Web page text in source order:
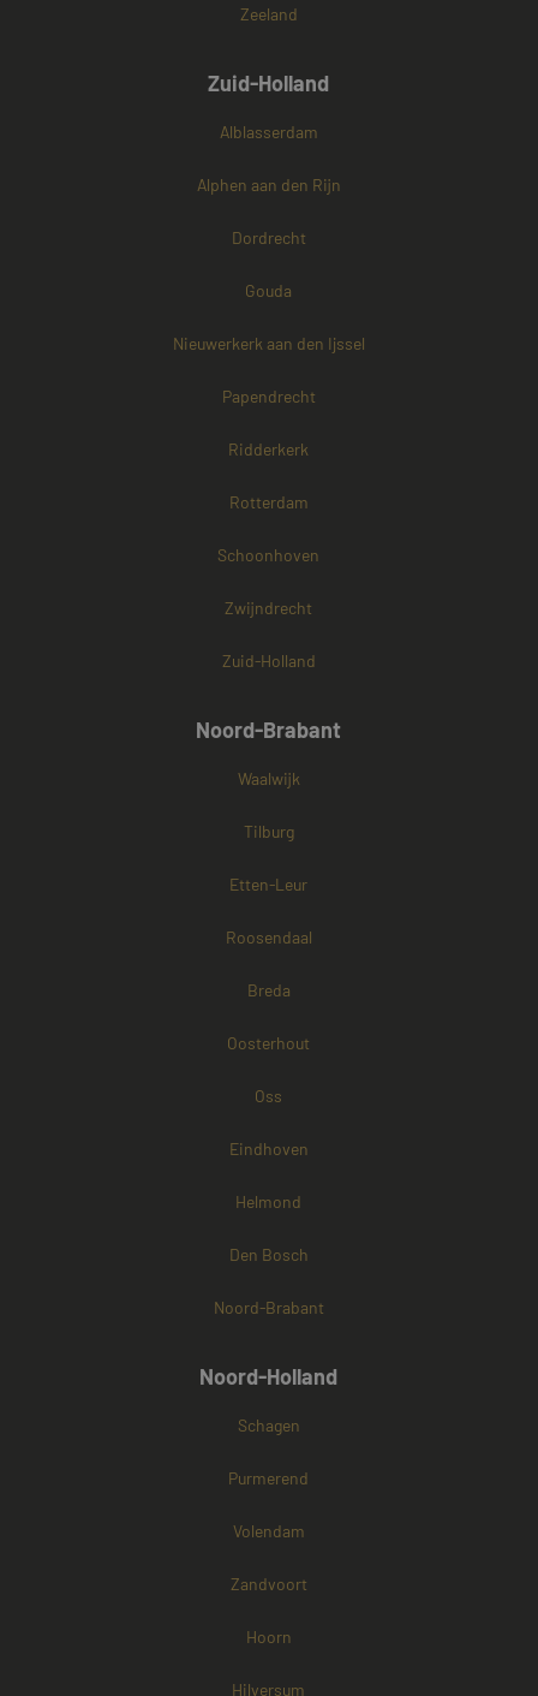
Zeeland
Zuid-Holland
Alblasserdam
Alphen aan den Rijn
Dordrecht
Gouda
Nieuwerkerk aan den Ijssel
Papendrecht
Ridderkerk
Rotterdam
Schoonhoven
Zwijndrecht
Zuid-Holland
Noord-Brabant
Waalwijk
Tilburg
Etten-Leur
Roosendaal
Breda
Oosterhout
Oss
Eindhoven
Helmond
Den Bosch
Noord-Brabant
Noord-Holland
Schagen
Purmerend
Volendam
Zandvoort
Hoorn
Hilversum